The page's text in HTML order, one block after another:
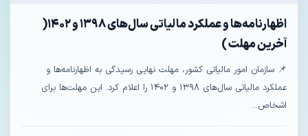
اظهارنامه‌ها و عملکرد مالیاتی سال‌های ۱۳۹۸ و ۱۴۰۲(
آخرین مهلت )
📌 سازمان امور مالیاتی کشور، مهلت نهایی رسیدگی به اظهارنامه‌ها و
عملکرد مالیاتی سال‌های ۱۳۹۸ و ۱۴۰۲ را اعلام کرد. این مهلت‌ها برای
اشخاص...